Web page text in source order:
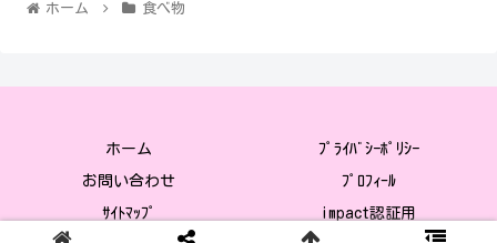
ホーム 食べ物
ホーム ﾌﾟﾗｲﾊﾞｼｰﾎﾟﾘｼｰ
お問い合わせ ﾌﾟﾛﾌｨ-ﾙ
ｻｲﾄﾏｯﾌﾟ impact認証用